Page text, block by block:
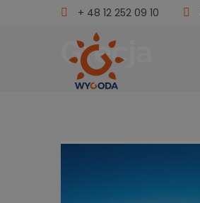
+ 48 12 252 09 10
Grecja